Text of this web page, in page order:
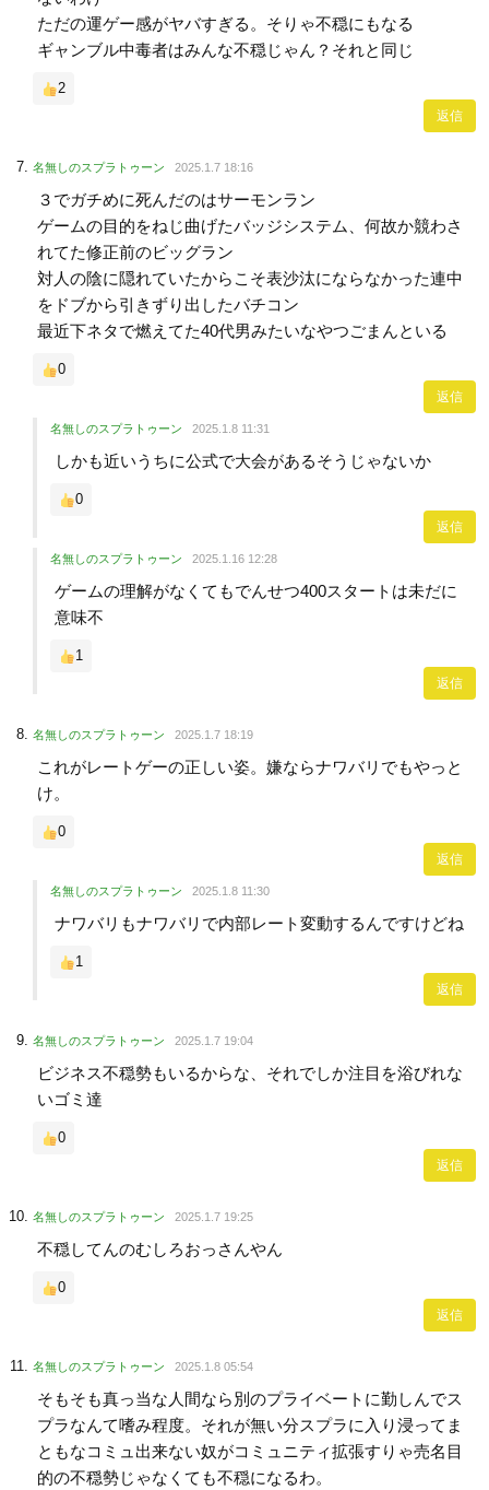
ただの運ゲー感がヤバすぎる。そりゃ不穏にもなる
ギャンブル中毒者はみんな不穏じゃん？それと同じ
2
返信
名無しのスプラトゥーン 2025.1.7 18:16
３でガチめに死んだのはサーモンラン
ゲームの目的をねじ曲げたバッジシステム、何故か競わさ
れてた修正前のビッグラン
対人の陰に隠れていたからこそ表沙汰にならなかった連中
をドブから引きずり出したバチコン
最近下ネタで燃えてた40代男みたいなやつごまんといる
0
返信
名無しのスプラトゥーン 2025.1.8 11:31
しかも近いうちに公式で大会があるそうじゃないか
0
返信
名無しのスプラトゥーン 2025.1.16 12:28
ゲームの理解がなくてもでんせつ400スタートは未だに
意味不
1
返信
名無しのスプラトゥーン 2025.1.7 18:19
これがレートゲーの正しい姿。嫌ならナワバリでもやっと
け。
0
返信
名無しのスプラトゥーン 2025.1.8 11:30
ナワバリもナワバリで内部レート変動するんですけどね
1
返信
名無しのスプラトゥーン 2025.1.7 19:04
ビジネス不穏勢もいるからな、それでしか注目を浴びれな
いゴミ達
0
返信
名無しのスプラトゥーン 2025.1.7 19:25
不穏してんのむしろおっさんやん
0
返信
名無しのスプラトゥーン 2025.1.8 05:54
そもそも真っ当な人間なら別のプライベートに勤しんでス
プラなんて嗜み程度。それが無い分スプラに入り浸ってま
ともなコミュ出来ない奴がコミュニティ拡張すりゃ売名目
的の不穏勢じゃなくても不穏になるわ。